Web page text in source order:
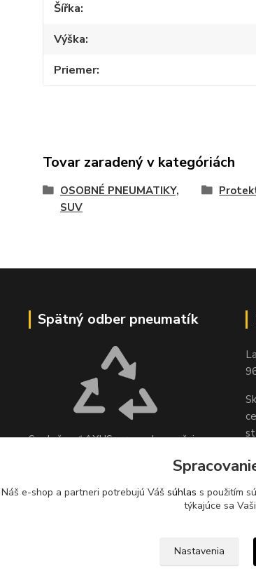
Šířka
Výška
Priemer
Tovar zaradený v kategóriách
OSOBNÉ PNEUMATIKY,
SUV
Spätný odber pneumatík
Spoločnosť AXUS, s.r.o. zabezpečuje
bezplatný spätný zber odpadových
pneumatík v sídle spoločnosti na ul.
Geromettova 78, 96621 Lovča.
Náš e-shop a partneri potrebujú Váš súhlas s použitím
týkajúce sa
Nastavenia